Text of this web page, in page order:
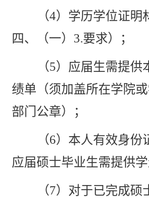
（4） 学历学位证明
四、（一） 3.要求）；
（5）应届生需提供
绩单（须加盖所在学院
部门公章）
；
（6） 本人有效身份
应届硕士毕业生需提供
（7）对于已完成硕